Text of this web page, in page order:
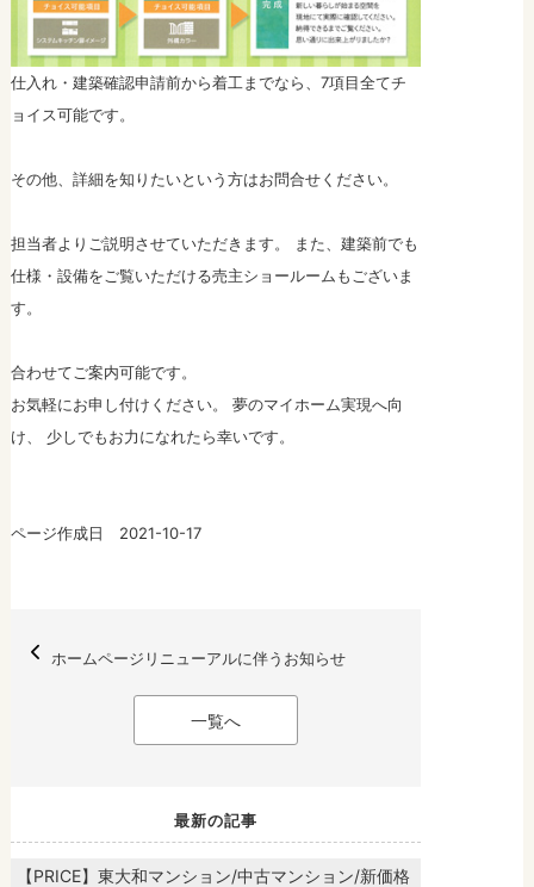
仕入れ・建築確認申請前から着工までなら、7項目全てチ
ョイス可能です。
その他、詳細を知りたいという方はお問合せください。
担当者よりご説明させていただきます。 また、建築前でも
仕様・設備をご覧いただける売主ショールームもございま
す。
合わせてご案内可能です。
お気軽にお申し付けください。 夢のマイホーム実現へ向
け、 少しでもお力になれたら幸いです。
ページ作成日 2021-10-17
ホームページリニューアルに伴うお知らせ
一覧へ
最新の記事
【PRICE】東大和マンション/中古マンション/新価格